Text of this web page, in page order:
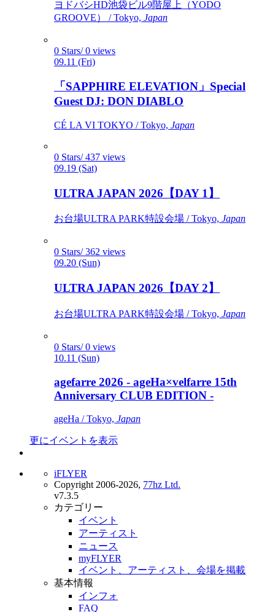
ヨドバシHD池袋ビル9階屋上（YODO
GROOVE） / Tokyo, Japan
0 Stars/ 0 views
09.11 (Fri)
「SAPPHIRE ELEVATION」Special
Guest DJ: DON DIABLO
CÉ LA VI TOKYO / Tokyo, Japan
0 Stars/ 437 views
09.19 (Sat)
ULTRA JAPAN 2026【DAY 1】
お台場ULTRA PARK特設会場 / Tokyo, Japan
0 Stars/ 362 views
09.20 (Sun)
ULTRA JAPAN 2026【DAY 2】
お台場ULTRA PARK特設会場 / Tokyo, Japan
0 Stars/ 0 views
10.11 (Sun)
agefarre 2026 - ageHa×velfarre 15th
Anniversary CLUB EDITION -
ageHa / Tokyo, Japan
更にイベントを表示
iFLYER
Copyright 2006-2026, 77hz Ltd.
v7.3.5
カテゴリー
イベント
アーティスト
ニュース
myFLYER
イベント、アーティスト、会場を掲載
基本情報
インフォ
FAQ